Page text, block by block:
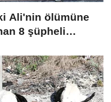
Ali'nin ölümüne
8 şüpheli